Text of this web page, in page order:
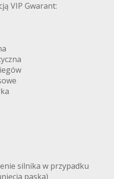
VIP Gwarant:
silnika w przypadku
paska)